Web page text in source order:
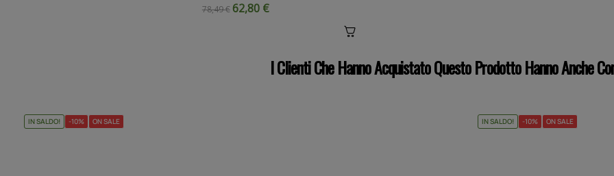
78,49 €62,80 €
I Clienti Che Hanno Acquistato Questo Prodotto Hanno Anche
IN SALDO! -10% ON SALE IN SALDO! -10% ON SALE